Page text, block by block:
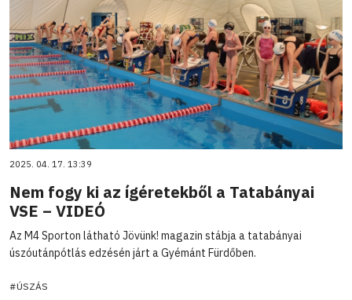
2025. 04. 17. 13:39
Nem fogy ki az ígéretekből a Tatabányai
VSE – VIDEÓ
Az M4 Sporton látható Jövünk! magazin stábja a tatabányai
úszóutánpótlás edzésén járt a Gyémánt Fürdőben.
#ÚSZÁS